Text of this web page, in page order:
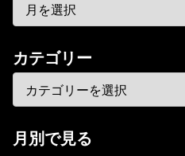
カテゴリー
月別で見る